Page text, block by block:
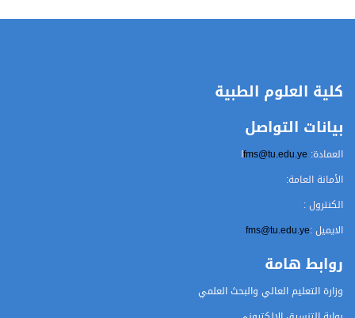
كلية العلوم الطبية
بيانات التواصل
العمادة: fms@tu.edu.yeا
الأمانة العامة:
الكنترول :
الايميل :fms@tu.edu.ye
روابط هامة
وزارة التعليم العالي والبحث العلمي